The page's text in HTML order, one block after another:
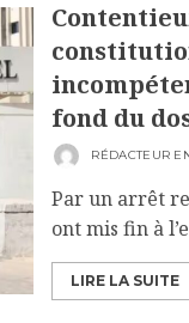
fond du
RÉDACTEUR
Par un arrêt
ont mis fin à
LIRE LA SUITE